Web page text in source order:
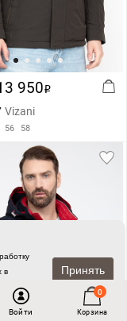
950i
Vizani
56 58
Войти
0
Корзина
в
данных.
Принять